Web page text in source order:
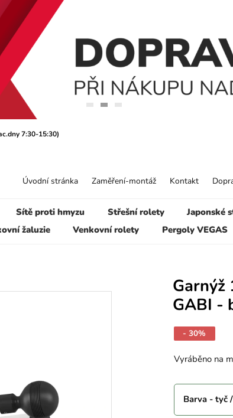
7:30-15:30)
Sítě proti hmyzu Střešní rolety Japonské
žaluzie
Venkovní rolety Pergoly VEGAS
Úvodní stránka Zaměření-montáž Kontakt
Garnýž
GABI -
- 30%
Vyráběno na
Barva - tyč